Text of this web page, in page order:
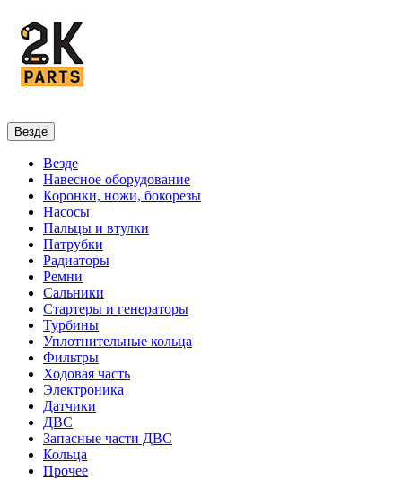
Везде
Везде
Навесное оборудование
Коронки, ножи, бокорезы
Насосы
Пальцы и втулки
Патрубки
Радиаторы
Ремни
Сальники
Стартеры и генераторы
Турбины
Уплотнительные кольца
Фильтры
Ходовая часть
Электроника
Датчики
ДВС
Запасные части ДВС
Кольца
Прочее